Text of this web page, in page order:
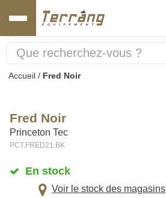
Accueil / Fred Noir
Fred Noir
Princeton Tec
PCT.FRED21.BK
En stock
Voir le stock des magasins